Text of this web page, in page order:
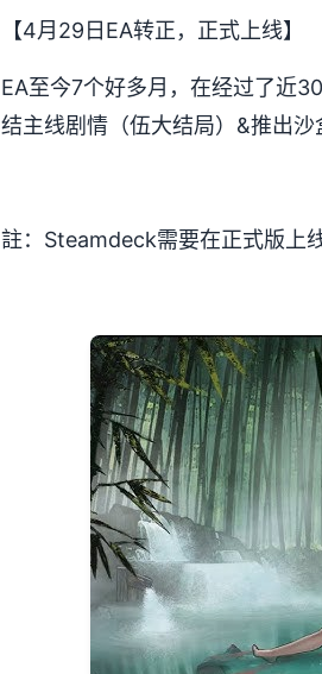
【4月29日EA转正，正式上线】
EA至今7个好多月，在经过了近
结主线剧情（伍大结局）&推出沙
註：Steamdeck需要在正式版上